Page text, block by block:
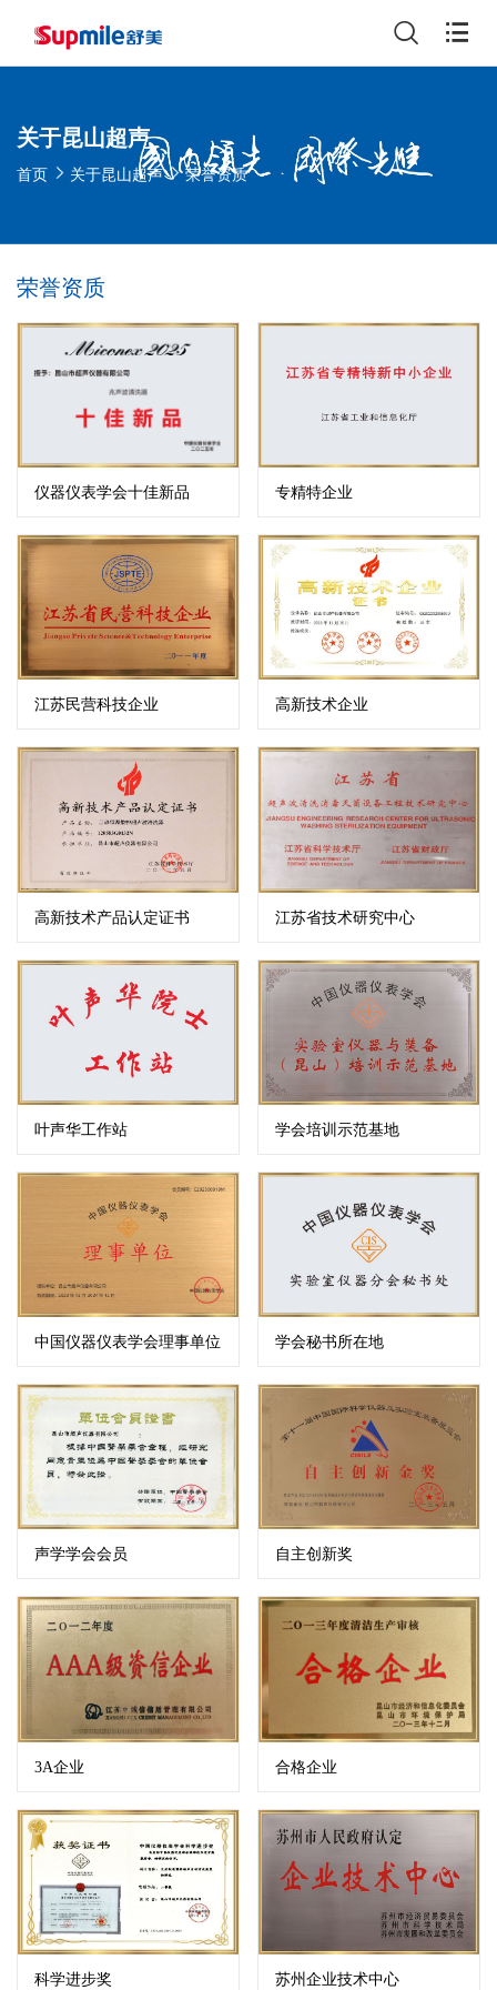
关于昆山超声
首页 关于昆山超声 荣誉资质
荣誉资质
仪器仪表学会十佳新品 专精特企业
江苏民营科技企业 高新技术企业
高新技术产品认定证书 江苏省技术研究中心
叶声华工作站 学会培训示范基地
中国仪器仪表学会理事单位 学会秘书所在地
声学学会会员 自主创新奖
3A企业 合格企业
科学进步奖 苏州企业技术中心